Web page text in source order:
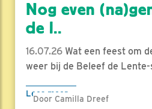
Nog even
de l..
16.07.26 Wat een feest om
weer bij de Beleef de
Lees meer
Door Camilla Dreef